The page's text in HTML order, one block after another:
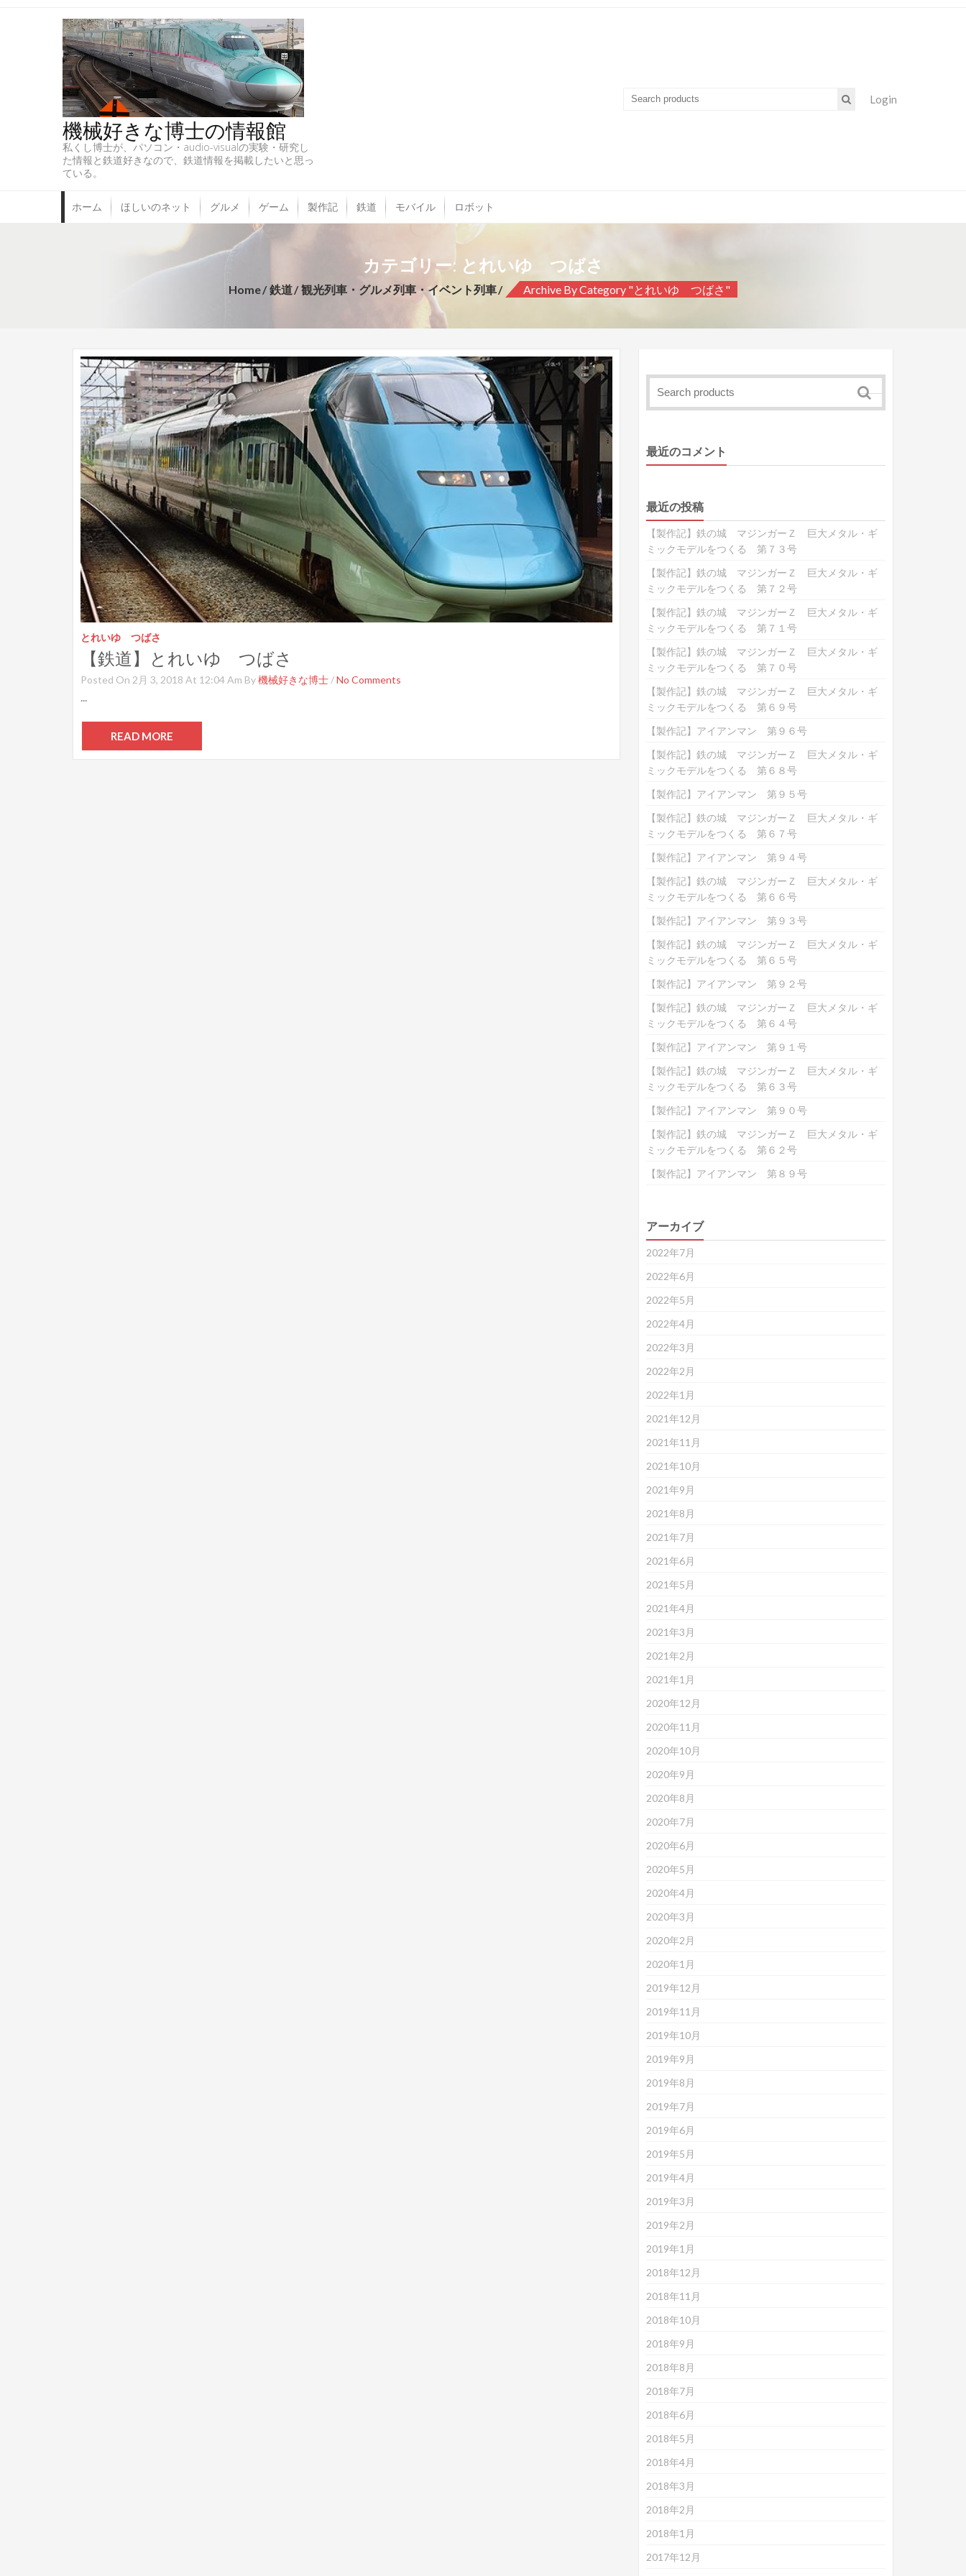
機械好きな博士の情報館
私くし博士が、パソコン・audio-visualの実験・研究し
た情報と鉄道好きなので、鉄道情報を掲載したいと思っ
ている。
Login
ホーム ほしいのネット グルメ ゲーム 製作記 鉄道 モバイル ロボット
カテゴリー: とれいゆ つばさ
Home 鉄道 観光列車・グルメ列車・イベント列車 Archive By Category "とれいゆ つばさ"
とれいゆ つばさ
【鉄道】とれいゆ つばさ
Posted On 2月 3, 2018 At 12:04 Am By機械好きな博士 /No Comments
READ MORE
最近のコメント
最近の投稿
【製作記】鉄の城 マジンガーＺ 巨大メタル・ギ
ミックモデルをつくる 第７３号
【製作記】鉄の城 マジンガーＺ 巨大メタル・ギ
ミックモデルをつくる 第７２号
【製作記】鉄の城 マジンガーＺ 巨大メタル・ギ
ミックモデルをつくる 第７１号
【製作記】鉄の城 マジンガーＺ 巨大メタル・ギ
ミックモデルをつくる 第７０号
【製作記】鉄の城 マジンガーＺ 巨大メタル・ギ
ミックモデルをつくる 第６９号
【製作記】アイアンマン 第９６号
【製作記】鉄の城 マジンガーＺ 巨大メタル・ギ
ミックモデルをつくる 第６８号
【製作記】アイアンマン 第９５号
【製作記】鉄の城 マジンガーＺ 巨大メタル・ギ
ミックモデルをつくる 第６７号
【製作記】アイアンマン 第９４号
【製作記】鉄の城 マジンガーＺ 巨大メタル・ギ
ミックモデルをつくる 第６６号
【製作記】アイアンマン 第９３号
【製作記】鉄の城 マジンガーＺ 巨大メタル・ギ
ミックモデルをつくる 第６５号
【製作記】アイアンマン 第９２号
【製作記】鉄の城 マジンガーＺ 巨大メタル・ギ
ミックモデルをつくる 第６４号
【製作記】アイアンマン 第９１号
【製作記】鉄の城 マジンガーＺ 巨大メタル・ギ
ミックモデルをつくる 第６３号
【製作記】アイアンマン 第９０号
【製作記】鉄の城 マジンガーＺ 巨大メタル・ギ
ミックモデルをつくる 第６２号
【製作記】アイアンマン 第８９号
アーカイブ
2022年7月
2022年6月
2022年5月
2022年4月
2022年3月
2022年2月
2022年1月
2021年12月
2021年11月
2021年10月
2021年9月
2021年8月
2021年7月
2021年6月
2021年5月
2021年4月
2021年3月
2021年2月
2021年1月
2020年12月
2020年11月
2020年10月
2020年9月
2020年8月
2020年7月
2020年6月
2020年5月
2020年4月
2020年3月
2020年2月
2020年1月
2019年12月
2019年11月
2019年10月
2019年9月
2019年8月
2019年7月
2019年6月
2019年5月
2019年4月
2019年3月
2019年2月
2019年1月
2018年12月
2018年11月
2018年10月
2018年9月
2018年8月
2018年7月
2018年6月
2018年5月
2018年4月
2018年3月
2018年2月
2018年1月
2017年12月